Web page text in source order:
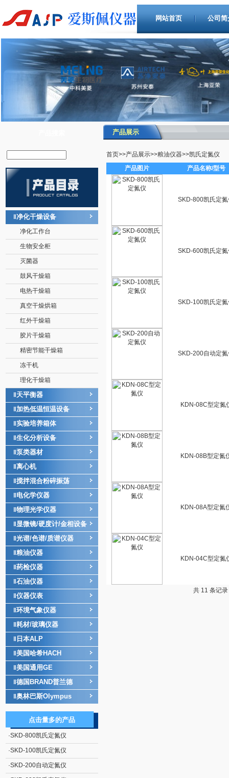
网站首页 公司简
净化干燥设备
净化工作台
生物安全柜
灭菌器
鼓风干燥箱
电热干燥箱
真空干燥烘箱
红外干燥箱
胶片干燥箱
精密节能干燥箱
冻干机
理化干燥箱
天平衡器
加热低温恒温设备
实验培养箱体
生化分析设备
泵类器材
离心机
搅拌混合粉碎振荡
电化学仪器
物理光学仪器
显微镜/硬度计/金相设备
光谱/色谱/质谱仪器
粮油仪器
药检仪器
石油仪器
仪器仪表
环境气象仪器
耗材/玻璃仪器
日本ALP
美国哈希HACH
美国通用GE
德国BRAND普兰德
奥林巴斯Olympus
点击量多的产品
·SKD-800凯氏定氮仪
·SKD-100凯氏定氮仪
·SKD-200自动定氮仪
产品展示
首页>>产品展示>>粮油仪器>>凯氏定氮仪
产品图片
产品名称/型号
SKD-800凯氏定氮
SKD-600凯氏定氮
SKD-100凯氏定氮
SKD-200自动定氮
KDN-08C型定氮
KDN-08B型定氮
KDN-08A型定氮
KDN-04C型定氮
共 11 条记